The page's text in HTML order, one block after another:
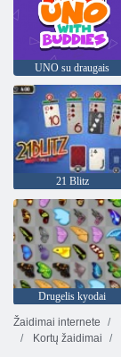
UNO su draugais
21 Blitz
Drugelis kyodai
Žaidimai internete
Kortų žaidimai